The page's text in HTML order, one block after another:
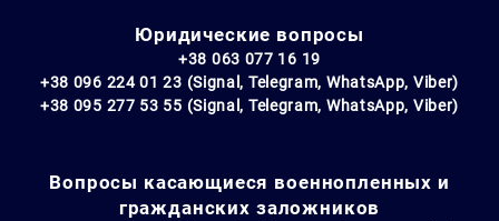
Юридические вопросы
+38 063 077 16 19
+38 096 224 01 23 (Signal, Telegram, WhatsApp, Viber)
+38 095 277 53 55 (Signal, Telegram, WhatsApp, Viber)
Вопросы касающиеся военнопленных и
гражданских заложников